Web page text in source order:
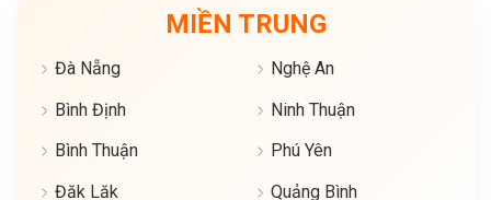
MIỀN TRUNG
Đà Nẵng
Bình Định
Bình Thuận
Đăk Lăk
Nghệ An
Ninh Thuận
Phú Yên
Quảng Bình